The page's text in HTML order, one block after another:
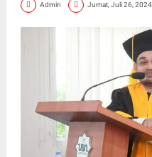
Admin Jumat, Juli 26, 2024